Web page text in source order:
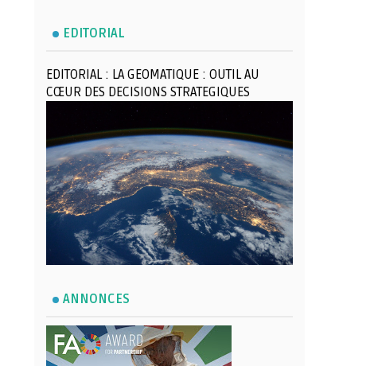
EDITORIAL
EDITORIAL : LA GEOMATIQUE : OUTIL AU
CŒUR DES DECISIONS STRATEGIQUES
ANNONCES